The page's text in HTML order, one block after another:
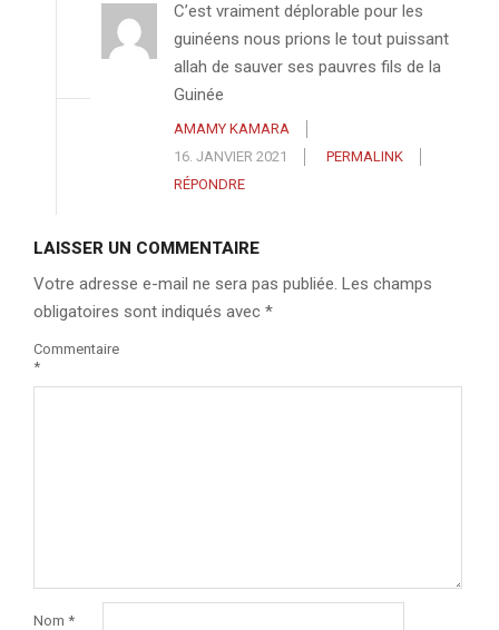
C’est vraiment déplorable pour les
guinéens nous prions le tout puissant
allah de sauver ses pauvres fils de la
Guinée
AMAMY KAMARA
16. JANVIER 2021
PERMALINK
RÉPONDRE
LAISSER UN COMMENTAIRE
Votre adresse e-mail ne sera pas publiée. Les champs
obligatoires sont indiqués avec *
Commentaire
*
Nom *